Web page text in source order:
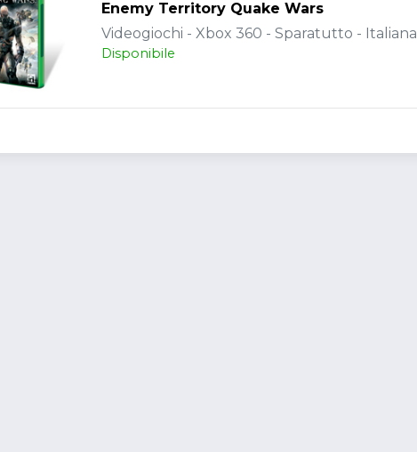
Enemy Territory Quake Wars
Videogiochi - Xbox 360 - Sparatutto - Italiana
Disponibile